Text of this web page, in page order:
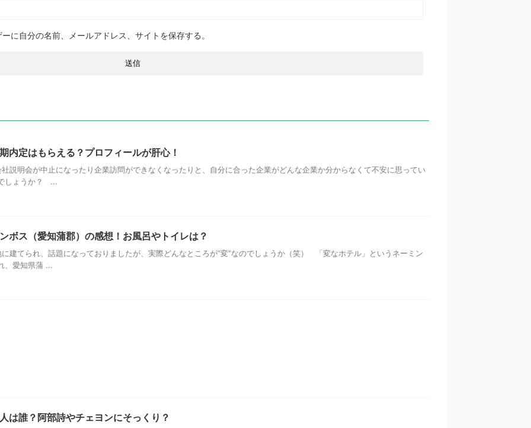
に自分の名前、メールアドレス、サイトを保存する。
内定はもらえる？プロフィールが肝心！
説明会が中止になったり企業訪問ができなくなったりと、自分に合った企業がどんな企業か分からなくて不安に思ってい
しょうか？ ...
ボス（愛知蒲郡）の感想！お風呂やトイレは？
建てられ、話題になっておりましたが、実際どんなところが”変”なのでしょうか（笑） 「変なホテル」というネーミン
、愛知県蒲 ...
は誰？阿部詩やチェヨンにそっくり？